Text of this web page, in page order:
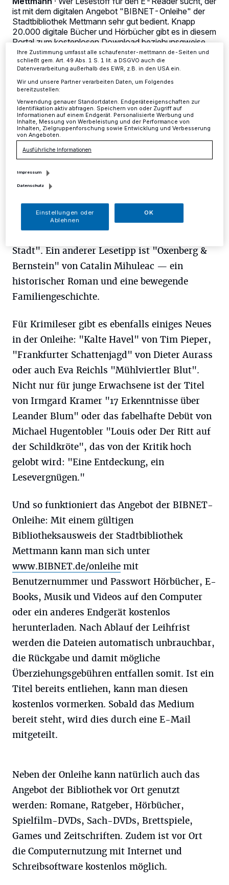
ist mit dem digitalen Angebot "BIBNET-Onleihe" der
Stadtbibliothek Mettmann sehr gut bedient. Knapp
20.000 digitale Bücher und Hörbücher gibt es in diesem
Portal zum kostenlosen Download beziehunsgweise
Streamen.
S ehr empfehlenswert sind laut
Bibliotheksleitung zum Beispiel die
Fantasy-Werke von Genevieve Cogman: "Die
Stadt". Ein anderer Lesetipp ist "Oxenberg &
Bernstein" von Catalin Mihuleac — ein
historischer Roman und eine bewegende
Familiengeschichte.
Für Krimileser gibt es ebenfalls einiges Neues
in der Onleihe: "Kalte Havel" von Tim Pieper,
"Frankfurter Schattenjagd" von Dieter Aurass
oder auch Eva Reichls "Mühlviertler Blut".
Nicht nur für junge Erwachsene ist der Titel
von Irmgard Kramer "17 Erkenntnisse über
Leander Blum" oder das fabelhafte Debüt von
Michael Hugentobler "Louis oder Der Ritt auf
der Schildkröte", das von der Kritik hoch
gelobt wird: "Eine Entdeckung, ein
Lesevergnügen."
Und so funktioniert das Angebot der BIBNET-
Onleihe: Mit einem gültigen
Bibliotheksausweis der Stadtbibliothek
Mettmann kann man sich unter
www.BIBNET.de/onleihe mit
Benutzernummer und Passwort Hörbücher, E-
Books, Musik und Videos auf den Computer
oder ein anderes Endgerät kostenlos
herunterladen. Nach Ablauf der Leihfrist
werden die Dateien automatisch unbrauchbar,
die Rückgabe und damit mögliche
Überziehungsgebühren entfallen somit. Ist ein
Titel bereits entliehen, kann man diesen
kostenlos vormerken. Sobald das Medium
bereit steht, wird dies durch eine E-Mail
mitgeteilt.
Neben der Onleihe kann natürlich auch das
Angebot der Bibliothek vor Ort genutzt
werden: Romane, Ratgeber, Hörbücher,
Spielfilm-DVDs, Sach-DVDs, Brettspiele,
Games und Zeitschriften. Zudem ist vor Ort
die Computernutzung mit Internet und
Schreibsoftware kostenlos möglich.
ändern oder Ihre Einwilligung zu widerrufen, indem Sie auf den Link
Einstellungen oder Ablehnen am unteren Rand der Webseite klicken.
Ihre Einstellungen gelten innerhalb unseres Website. Weitere
Informationen finden Sie in unserer Datenschutzerklärung.
Ihre Zustimmung umfasst alle schaufenster-mettmann.de-Seiten und
schließt gem. Art. 49 Abs. 1 S. 1 lit. a DSGVO auch die
Datenverarbeitung außerhalb des EWR, z.B. in den USA ein.
Wir und unsere Partner verarbeiten Daten, um Folgendes
bereitzustellen:
Verwendung genauer Standortdaten. Endgeräteeigenschaften zur
Identifikation aktiv abfragen. Speichern von oder Zugriff auf
Informationen auf einem Endgerät. Personalisierte Werbung und
Inhalte, Messung von Werbeleistung und der Performance von
Inhalten, Zielgruppenforschung sowie Entwicklung und Verbesserung
von Angeboten.
Ausführliche Informationen
Impressum
Datenschutz
Einstellungen oder
Ablehnen
OK